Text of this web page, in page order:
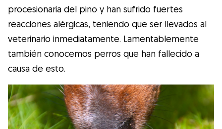
procesionaria del pino y han sufrido fuertes
reacciones alérgicas, teniendo que ser llevados al
veterinario inmediatamente. Lamentablemente
también conocemos perros que han fallecido a
causa de esto.